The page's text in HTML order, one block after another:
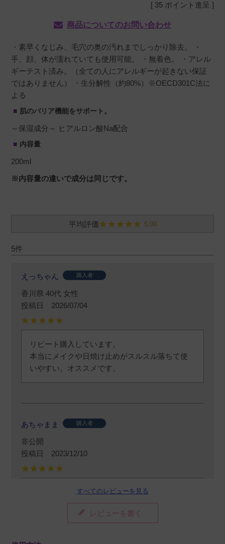
[ 35 ポイント進呈 ]
商品についてのお問い合わせ
・素早くなじみ、毛穴の奥の汚れまでしっかり除去。 ・
手、顔、体が濡れていても使用可能。 ・無着色。 ・アレル
ギーテスト済み。（全ての人にアレルギーが起きない保証
ではありません） ・生分解性（約80%）※OECD301C法に
よる
肌のバリア機能をサポート。
～保湿成分～ ヒアルロン酸Na配合
内容量
200ml
※内容量の違いで成分は同じです。
5.00
5
えっちゃん 購入者
香川県 40代 女性
投稿日
2026/07/04
リピート購入しています。
本当にメイクや日焼け止めがスルスル落ちて使
いやすい。オススメです。
あちゃまま 購入者
非公開
投稿日
2023/12/10
トップアスリート専用のクレンジングというこ
とで安心して使っています。
すべてのレビューを見る
レビューを書く